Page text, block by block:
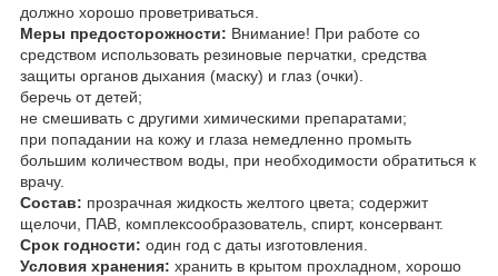
должно хорошо проветриваться.
Меры предосторожности: Внимание! При работе со
средством использовать резиновые перчатки, средства
защиты органов дыхания (маску) и глаз (очки).
беречь от детей;
не смешивать с другими химическими препаратами;
при попадании на кожу и глаза немедленно промыть
большим количеством воды, при необходимости обратиться к
врачу.
Состав: прозрачная жидкость желтого цвета; содержит
щелочи, ПАВ, комплексообразователь, спирт, консервант.
Срок годности: один год с даты изготовления.
Условия хранения: хранить в крытом прохладном, хорошо